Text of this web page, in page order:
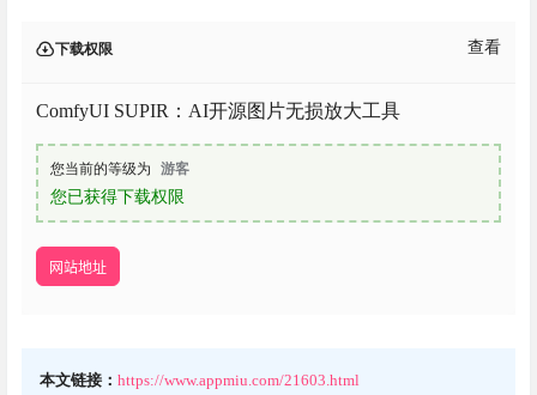
下载权限 查看
ComfyUI SUPIR：AI开源图片无损放大工具
您当前的等级为 游客
您已获得下载权限
网站地址
本文链接： https://www.appmiu.com/21603.html